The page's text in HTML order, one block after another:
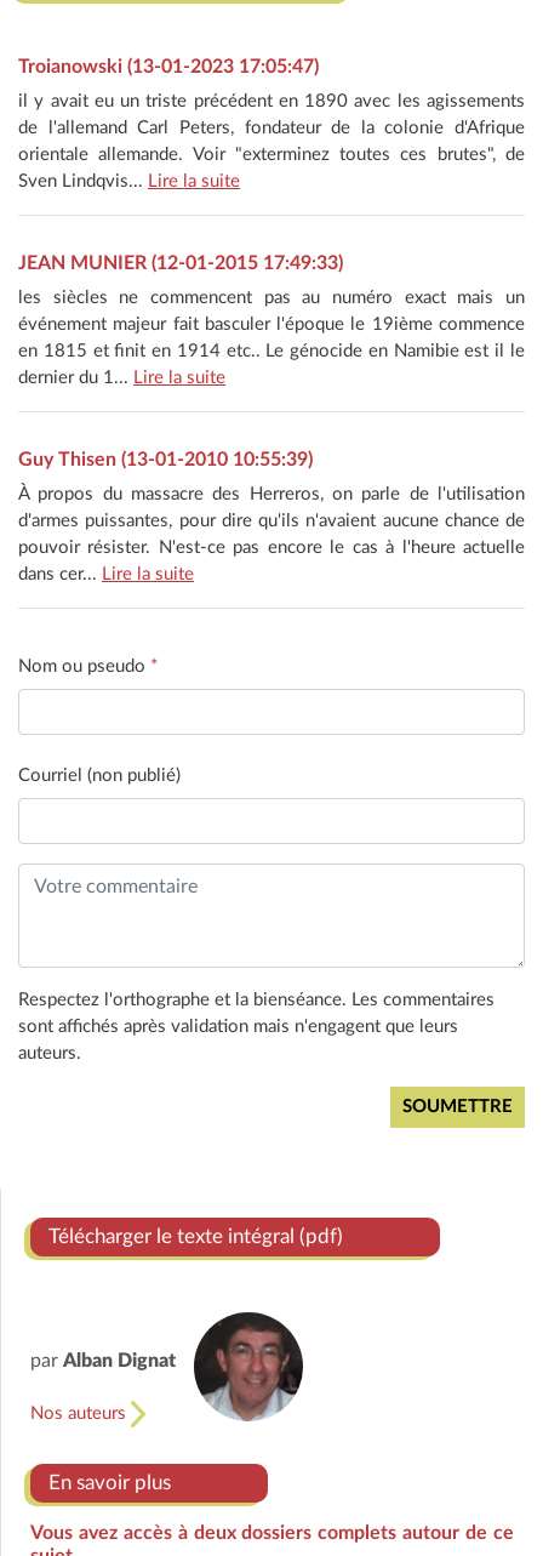
Troianowski (13-01-2023 17:05:47)
il y avait eu un triste précédent en 1890 avec les agissements
de l'allemand Carl Peters, fondateur de la colonie d'Afrique
orientale allemande. Voir "exterminez toutes ces brutes", de
Sven Lindqvis... Lire la suite
JEAN MUNIER (12-01-2015 17:49:33)
les siècles ne commencent pas au numéro exact mais un
événement majeur fait basculer l'époque le 19ième commence
en 1815 et finit en 1914 etc.. Le génocide en Namibie est il le
dernier du 1... Lire la suite
Guy Thisen (13-01-2010 10:55:39)
À propos du massacre des Herreros, on parle de l'utilisation
d'armes puissantes, pour dire qu'ils n'avaient aucune chance de
pouvoir résister. N'est-ce pas encore le cas à l'heure actuelle
dans cer... Lire la suite
Nom ou pseudo *
Courriel (non publié)
Respectez l'orthographe et la bienséance. Les commentaires
sont affichés après validation mais n'engagent que leurs
auteurs.
Télécharger le texte intégral (pdf)
par Alban Dignat
Nos auteurs
En savoir plus
Vous avez accès à deux dossiers complets autour de ce